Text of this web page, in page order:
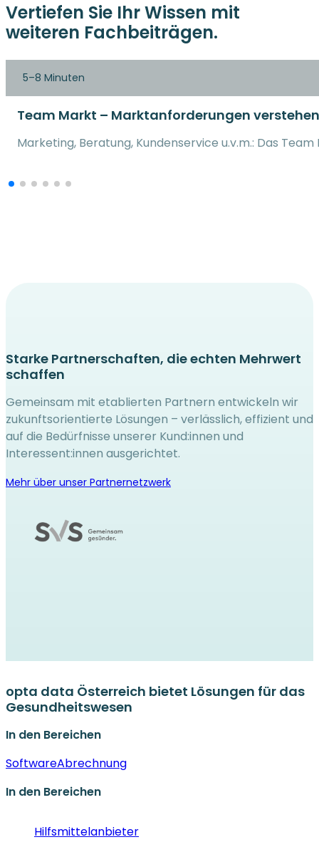
Vertiefen Sie Ihr Wissen mit
weiteren Fachbeiträgen.
5–8 Minuten
Team Markt – Marktanforderungen
Marketing, Beratung, Kundenservice u.v.m.: Das
Starke Partnerschaften, die echten Mehrwert
schaffen
Gemeinsam mit etablierten Partnern entwickeln wir
zukunftsorientierte Lösungen – verlässlich, effizient und
auf die Bedürfnisse unserer Kund:innen und
Interessent:innen ausgerichtet.
Mehr über unser Partnernetzwerk
opta data Österreich bietet Lösungen für das
Gesundheitswesen
In den Bereichen
SoftwareAbrechnung
In den Bereichen
Hilfsmittelanbieter